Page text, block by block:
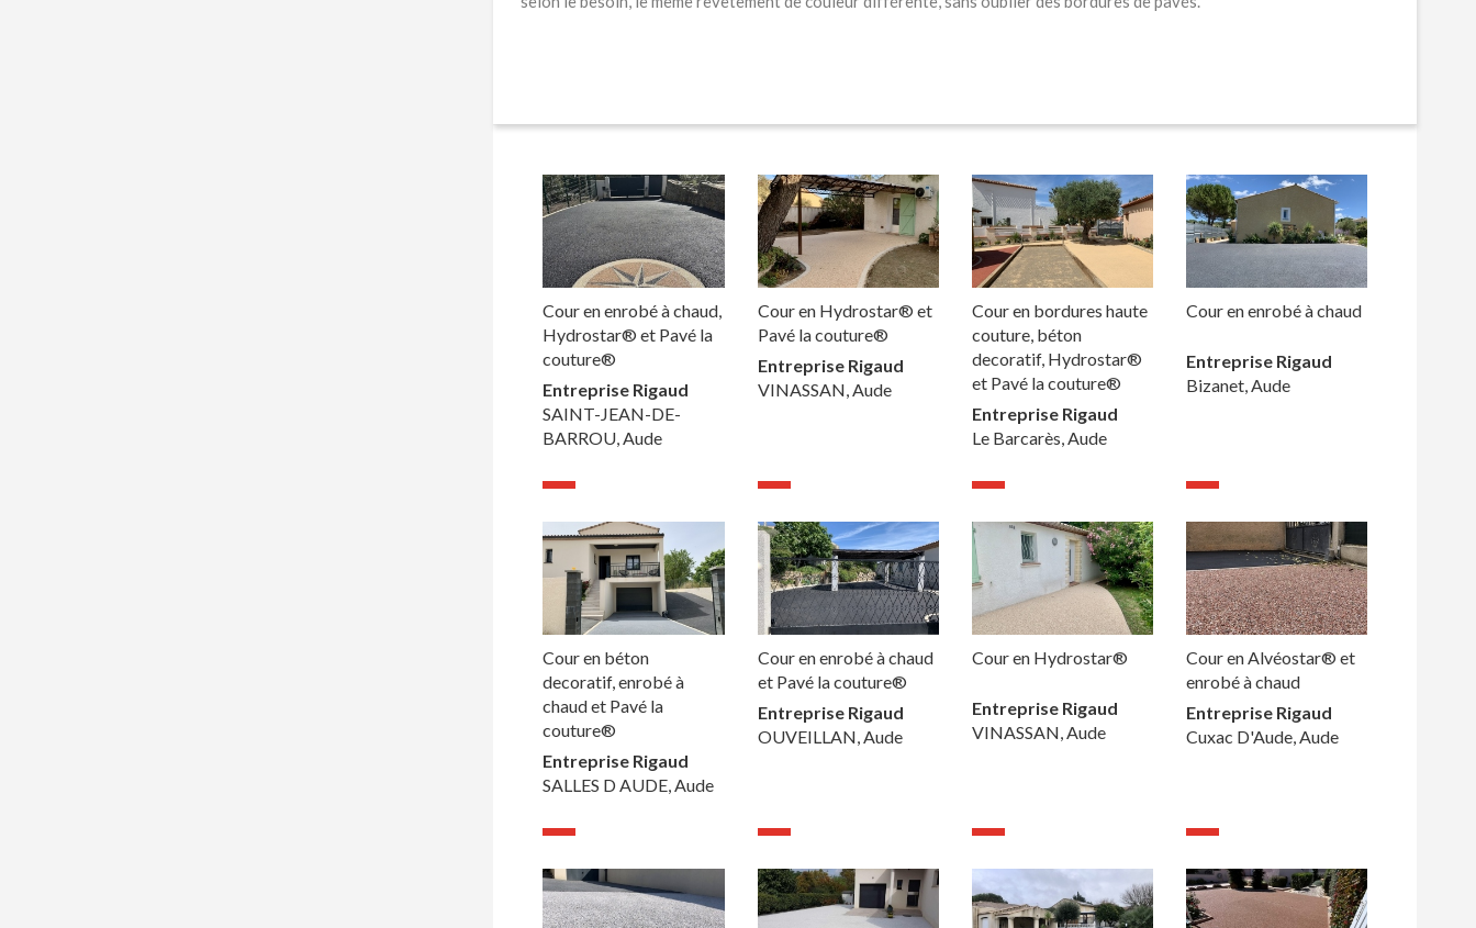
Cour en enrobé à chaud,
Hydrostar® et Pavé la
couture®
Entreprise Rigaud
SAINT-JEAN-DE-
BARROU, Aude
Cour en Hydrostar® et
Pavé la couture®
Entreprise Rigaud
VINASSAN, Aude
Cour en bordures haute
couture, béton
decoratif, Hydrostar®
et Pavé la couture®
Entreprise Rigaud
Le Barcarès, Aude
Cour en enrobé à chaud
Entreprise Rigaud
Bizanet, Aude
Cour en béton
decoratif, enrobé à
chaud et Pavé la
couture®
Entreprise Rigaud
SALLES D AUDE, Aude
Cour en enrobé à chaud
et Pavé la couture®
Entreprise Rigaud
OUVEILLAN, Aude
Cour en Hydrostar®
Entreprise Rigaud
VINASSAN, Aude
Cour en Alvéostar® et
enrobé à chaud
Entreprise Rigaud
Cuxac D'Aude, Aude